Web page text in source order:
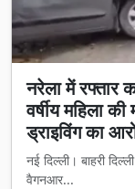
नरेला में रफ्तार
वर्षीय महिला
ड्राइविंग का
नई दिल्ली। बाहरी
वैगनआर...